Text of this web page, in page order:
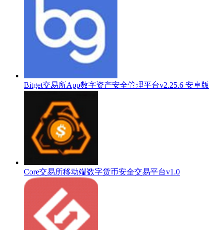
Bitget交易所App数字资产安全管理平台v2.25.6 安卓版
Core交易所移动端数字货币安全交易平台v1.0